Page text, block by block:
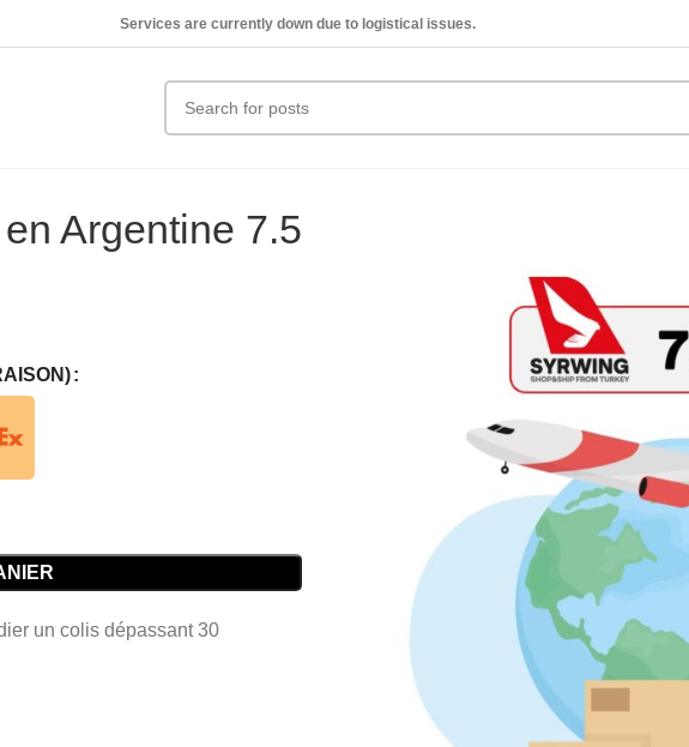
Services are currently down due to logistical issues.
Argentine 7.5
un colis dépassant 30